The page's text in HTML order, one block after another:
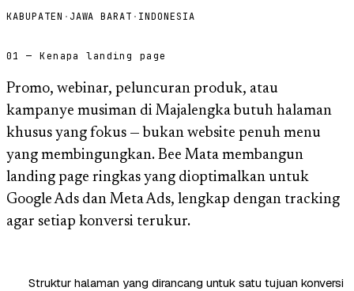
KABUPATEN · JAWA BARAT · INDONESIA
01 — Kenapa landing page
Promo, webinar, peluncuran produk, atau
kampanye musiman di Majalengka butuh halaman
khusus yang fokus — bukan website penuh menu
yang membingungkan. Bee Mata membangun
landing page ringkas yang dioptimalkan untuk
Google Ads dan Meta Ads, lengkap dengan tracking
agar setiap konversi terukur.
Struktur halaman yang dirancang untuk satu tujuan konversi